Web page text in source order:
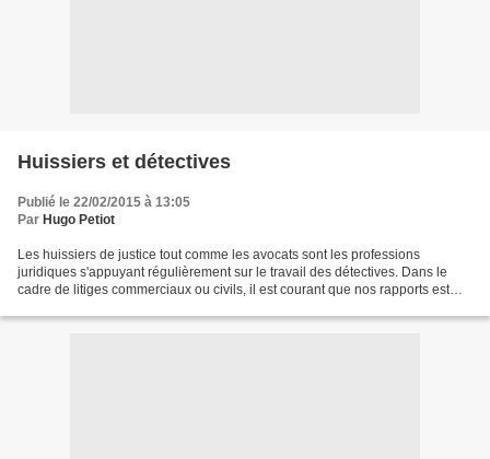
Huissiers et détectives
Publié le 22/02/2015 à 13:05
Par Hugo Petiot
Les huissiers de justice tout comme les avocats sont les professions
juridiques s'appuyant régulièrement sur le travail des détectives. Dans le
cadre de litiges commerciaux ou civils, il est courant que nos rapports est